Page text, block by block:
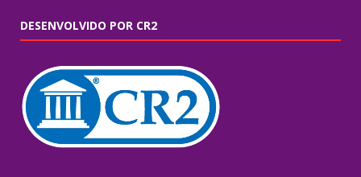
DESENVOLVIDO POR CR2